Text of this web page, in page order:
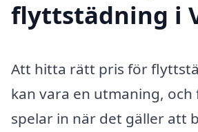
flyttstädning i
Att hitta rätt pris för
kan vara en utmaning,
spelar in när det gäller att